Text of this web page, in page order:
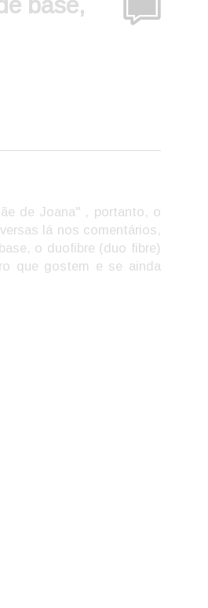
de Joana" , portanto, o
lá nos comentários,
o duofibre (duo fibre)
que gostem e se ainda